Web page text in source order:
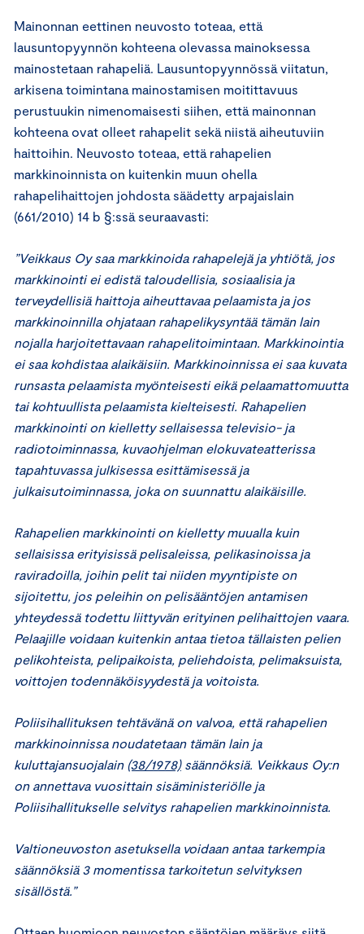
Mainonnan eettinen neuvosto toteaa, että
lausuntopyynnön kohteena olevassa mainoksessa
mainostetaan rahapeliä. Lausuntopyynnössä viitatun,
arkisena toimintana mainostamisen moitittavuus
perustuukin nimenomaisesti siihen, että mainonnan
kohteena ovat olleet rahapelit sekä niistä aiheutuviin
haittoihin. Neuvosto toteaa, että rahapelien
markkinoinnista on kuitenkin muun ohella
rahapelihaittojen johdosta säädetty arpajaislain
(661/2010) 14 b §:ssä seuraavasti:
”Veikkaus Oy saa markkinoida rahapelejä ja yhtiötä, jos
markkinointi ei edistä taloudellisia, sosiaalisia ja
terveydellisiä haittoja aiheuttavaa pelaamista ja jos
markkinoinnilla ohjataan rahapelikysyntää tämän lain
nojalla harjoitettavaan rahapelitoimintaan. Markkinointia
ei saa kohdistaa alaikäisiin. Markkinoinnissa ei saa kuvata
runsasta pelaamista myönteisesti eikä pelaamattomuutta
tai kohtuullista pelaamista kielteisesti. Rahapelien
markkinointi on kielletty sellaisessa televisio- ja
radiotoiminnassa, kuvaohjelman elokuvateatterissa
tapahtuvassa julkisessa esittämisessä ja
julkaisutoiminnassa, joka on suunnattu alaikäisille.
Rahapelien markkinointi on kielletty muualla kuin
sellaisissa erityisissä pelisaleissa, pelikasinoissa ja
raviradoilla, joihin pelit tai niiden myyntipiste on
sijoitettu, jos peleihin on pelisääntöjen antamisen
yhteydessä todettu liittyvän erityinen pelihaittojen vaara.
Pelaajille voidaan kuitenkin antaa tietoa tällaisten pelien
pelikohteista, pelipaikoista, peliehdoista, pelimaksuista,
voittojen todennäköisyydestä ja voitoista.
Poliisihallituksen tehtävänä on valvoa, että rahapelien
markkinoinnissa noudatetaan tämän lain ja
kuluttajansuojalain (38/1978)säännöksiä. Veikkaus Oy:n
on annettava vuosittain sisäministeriölle ja
Poliisihallitukselle selvitys rahapelien markkinoinnista.
Valtioneuvoston asetuksella voidaan antaa tarkempia
säännöksiä 3 momentissa tarkoitetun selvityksen
sisällöstä.”